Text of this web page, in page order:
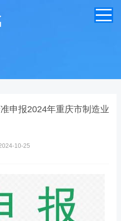
申报2024年重庆市制造业
10-25